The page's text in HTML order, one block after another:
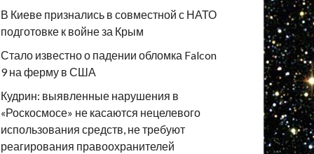
В Киеве признались в совместной с НАТО
подготовке к войне за Крым
Стало известно о падении обломка Falcon
9 на ферму в США
Кудрин: выявленные нарушения в
«Роскосмосе» не касаются нецелевого
использования средств, не требуют
реагирования правоохранителей